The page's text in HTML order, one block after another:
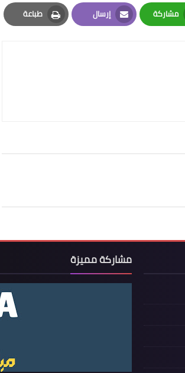
مشاركة
Whatsapp
إرسال
Email
طباعة
Print
مشاركة مميزة